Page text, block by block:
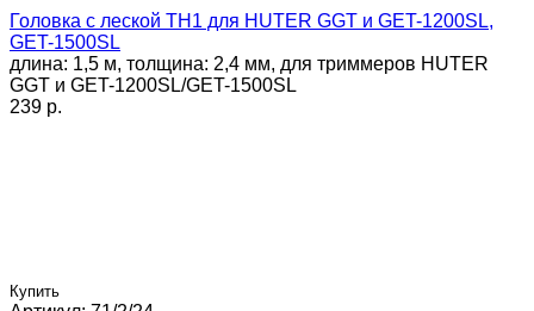
Головка с леской TH1 для HUTER GGT и GET-1200SL,
GET-1500SL
длина: 1,5 м, толщина: 2,4 мм, для триммеров HUTER
GGT и GET-1200SL​/GET-1500SL
239 p.
Купить